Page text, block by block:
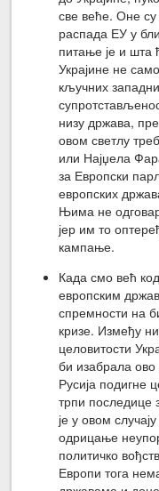
све веће. Оне
распада ЕУ у
питање је и
Украјине не
кључних
низу држава,
овом светлу
или Најџела
за Европски
европских
Њима не
јер им то
кампање.
Када смо већ
европским
спремности на
кризе. Између
целовитости
би изабрала
Русија подигне
трпи последице
је у овом
одрицање
политичко
Европи тога